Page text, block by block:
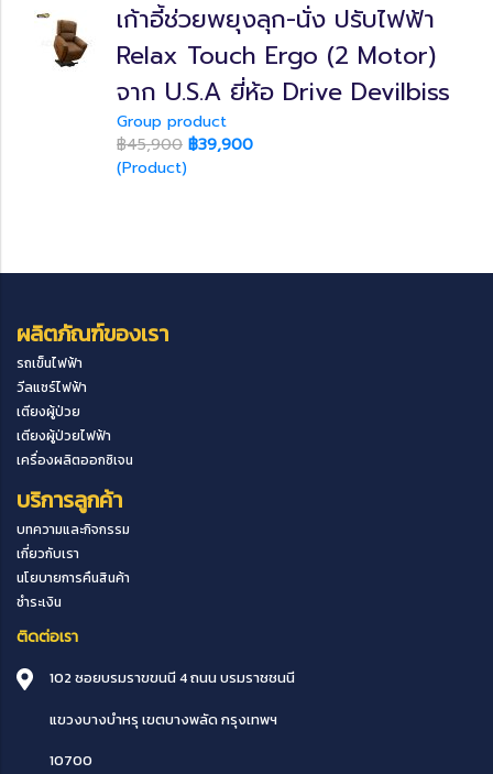
เก้าอี้ช่วยพยุงลุก-นั่ง ปรับไฟฟ้า
Relax Touch Ergo (2 Motor)
จาก U.S.A ยี่ห้อ Drive Devilbiss
Group product
฿45,900 ฿39,900
(Product)
ผลิตภัณฑ์ของเรา
รถเข็นไฟฟ้า
วีลแชร์ไฟฟ้า
เตียงผู้ป่วย
เตียงผู้ป่วยไฟฟ้า
เครื่องผลิตออกซิเจน
บริการลูกค้า
บทความและกิจกรรม
เกี่ยวกับเรา
นโยบายการคืนสินค้า
ชำระเงิน
ติดต่อเรา
102 ซอยบรมราขขนนี 4 ถนน บรมราชชนนี
แขวงบางบำหรุ เขตบางพลัดกรุงเทพฯ
10700